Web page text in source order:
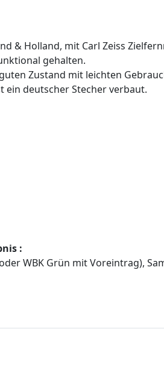
& Holland, mit Carl Zeiss
gehalten.
Zustand mit leichten
ein deutscher Stecher verbaut.
:
WBK Grün mit Voreintrag),